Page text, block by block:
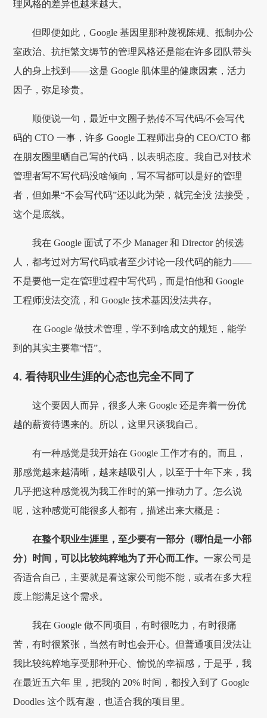
理风格的差异也越来越大。
但即便如此，Google 基因里那种蔑视陈规、抵制办公
室政治、抗拒繁文缛节的管理风格还是能在许多团队带头
人的身上找到——这是 Google 肌体里的健康因素，活力
因子，弥足珍贵。
顺便说一句，最近中文圈子热传不写代码/不会写代
码的 CTO 一事，许多 Google 工程师出身的 CEO/CTO 都
在朋友圈里晒自己写的代码，以表明态度。我自己对技术
管理者写不写代码没啥倾向，写不写都可以是好的管理
者，但如果“不会写代码”还以此为荣，就完全没 法接受，
这个是底线。
我在 Google 面试了不少 Manager 和 Director 的候选
人，都考过对方写代码或者至少讨论一段代码的能力——
不是要他一定在管理过程中写代码，而是怕他和 Google
工程师没法交流，和 Google 技术基因没法共存。
在 Google 做技术管理，学不到啥成文的规矩，能学
到的其实主要靠“悟”。
4. 看待职业生涯的心态也完全不同了
这个要因人而异，很多人来 Google 还是奔着一份优
越的薪资待遇来的。所以，这里只谈我自己。
有一种感觉是我开始在 Google 工作才有的。而且，
那感觉越来越清晰，越来越吸引人，以至于十年下来，我
几乎把这种感觉视为我工作时的第一推动力了。怎么说
呢，这种感觉可能很多人都有，描述出来大概是：
在整个职业生涯里，至少要有一部分（哪怕是一小部
分）时间，可以比较纯粹地为了开心而工作。一家公司是
否适合自己，主要就是看这家公司能不能，或者在多大程
度上能满足这个需求。
我在 Google 做不同项目，有时很吃力，有时很痛
苦，有时很紧张，当然有时也会开心。但普通项目没法让
我比较纯粹地享受那种开心、愉悦的幸福感，于是乎，我
在最近五六年 里，把我的 20% 时间，都投入到了 Google
Doodles 这个既有趣，也适合我的项目里。